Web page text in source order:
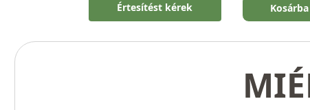
Értesítést kérek